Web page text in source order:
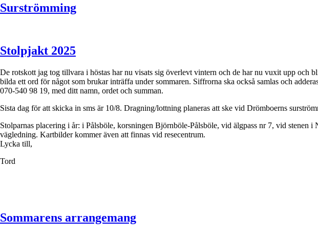
Surströmming
Stolpjakt 2025
De rotskott jag tog tillvara i höstas har nu visats sig överlevt vintern och de har nu vuxit upp och
bilda ett ord för något som brukar inträffa under sommaren. Siffrorna ska också samlas och
070-540 98 19, med ditt namn, ordet och summan.
Sista dag för att skicka in sms är 10/8. Dragning/lottning planeras att ske vid Drömboerns
Stolparnas placering i år: i Pålsböle, korsningen Björnböle-Pålsböle, vid älgpass nr 7, vid
vägledning. Kartbilder kommer även att finnas vid resecentrum.
Lycka till,
Tord
Sommarens arrangemang